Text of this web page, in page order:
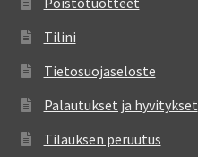
Tilini
Tietosuojaseloste
Palautukset ja hyvitykset
Tilauksen peruutus